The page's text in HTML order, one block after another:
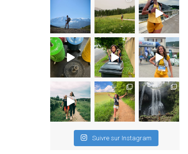
Suivre sur Instagram